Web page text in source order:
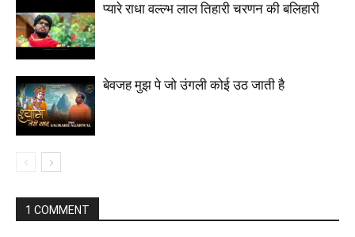
प्यारे राधा वल्ल्भ लाल तिहारी चरणन की बलिहारी
बेवजह मुझ पे जो उंगली कोई उठ जाती है
1 COMMENT